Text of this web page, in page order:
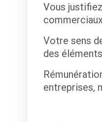
Vous
Votre sens
des
entreprises,